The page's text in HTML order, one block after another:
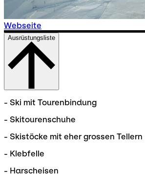
Webseite
Ausrüstungsliste
- Ski mit Tourenbindung
- Skitourenschuhe
- Skistöcke mit eher grossen Tellern
- Klebfelle
- Harscheisen